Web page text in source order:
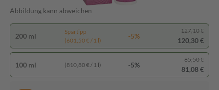
Abbildung kann abweichen
200 ml
Spartipp
(601,50 € / 1 l)
-5%
127,10 €
120,30 €
100 ml (810,80 € / 1 l) -5%
85,50 €
81,08 €